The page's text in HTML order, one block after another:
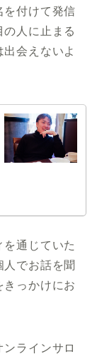
を付けて発信
人に止まる
会えないよ
通じていた
でお話を聞
きっかけにお
ラインサロ